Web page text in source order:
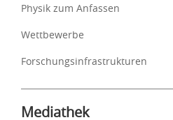
Physik zum Anfassen
Wettbewerbe
Forschungsinfrastrukturen
Mediathek